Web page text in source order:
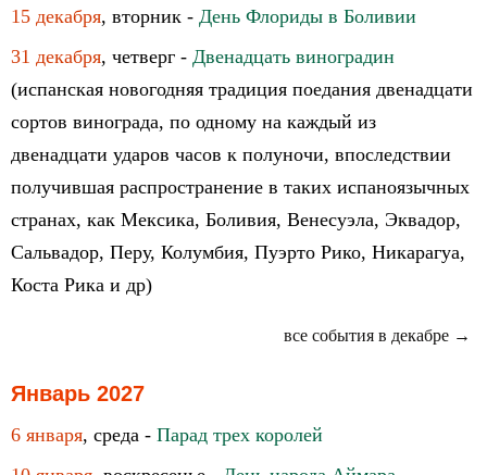
15 декабря, вторник - День Флориды в Боливии
31 декабря, четверг - Двенадцать виноградин
(испанская новогодняя традиция поедания двенадцати
сортов винограда, по одному на каждый из
двенадцати ударов часов к полуночи, впоследствии
получившая распространение в таких испаноязычных
странах, как Мексика, Боливия, Венесуэла, Эквадор,
Сальвадор, Перу, Колумбия, Пуэрто Рико, Никарагуа,
Коста Рика и др)
все события в декабре →
Январь 2027
6 января, среда - Парад трех королей